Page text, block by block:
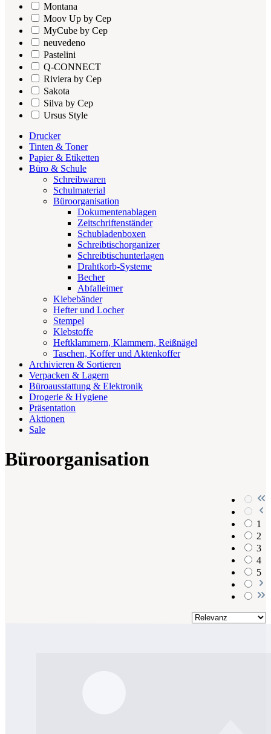
Montana
Moov Up by Cep
MyCube by Cep
neuvedeno
Pastelini
Q-CONNECT
Riviera by Cep
Sakota
Silva by Cep
Ursus Style
Drucker
Tinten & Toner
Papier & Etiketten
Büro & Schule
Schreibwaren
Schulmaterial
Büroorganisation
Dokumentenablagen
Zeitschriftenständer
Schubladenboxen
Schreibtischorganizer
Schreibtischunterlagen
Drahtkorb-Systeme
Becher
Abfalleimer
Klebebänder
Hefter und Locher
Stempel
Klebstoffe
Heftklammern, Klammern, Reißnägel
Taschen, Koffer und Aktenkoffer
Archivieren & Sortieren
Verpacken & Lagern
Büroausstattung & Elektronik
Drogerie & Hygiene
Präsentation
Aktionen
Sale
Büroorganisation
1
2
3
4
5